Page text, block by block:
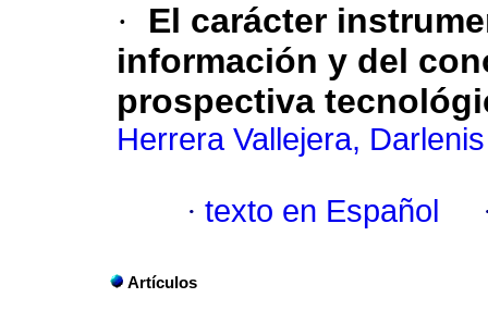
·
El carácter
información y del
prospectiva
Herrera Vallejera, Darlenis
· texto en Español
Artículos